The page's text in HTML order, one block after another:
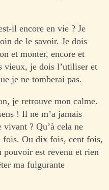
il encore en vie ? Je
de le savoir. Je dois
et monter, encore et
vieux, je dois l’utiliser et
je ne tomberai pas.
je retrouve mon calme.
! Il ne m’a jamais
? Qu’à cela ne
fois. Ou dix fois, cent fois,
est revenu et rien
ma fulgurante